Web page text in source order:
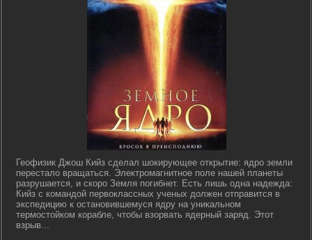
Геофизик Джош Кийз сделал шокирующее открытие: ядро земли
перестало вращаться. Электромагнитное поле нашей планеты
разрушается, и скоро Земля погибнет. Есть лишь одна надежда:
Кийз с командой первоклассных ученых должен отправится в
экспедицию к остановившемуся ядру на уникальном
термостойком корабле, чтобы взорвать ядерный заряд. Этот
взрыв...